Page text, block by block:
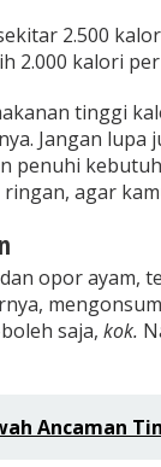
2.500
2.000 kalori
tinggi
Jangan lupa
penuhi
agar
opor ayam,
saja, kok.
Ancaman